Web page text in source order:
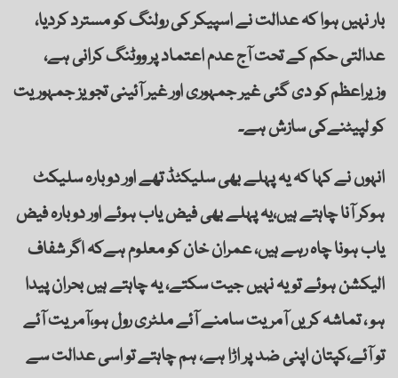
بار نہیں ہوا کہ عدالت نے اسپیکر کی رولنگ کو مسترد کردیا،
عدالتی حکم کے تحت آج عدم اعتماد پر ووٹنگ کرانی ہے،
وزیراعظم کو دی گئی غیر جمہوری اور غیر آئینی تجویز جمہوریت
کو لپیٹنےکی سازش ہے۔
انہوں نے کہا کہ یہ پہلے بھی سلیکٹڈ تھے اور دوبارہ سلیکٹ
ہوکر آنا چاہتے ہیں،یہ پہلے بھی فیض یاب ہوئے اور دوبارہ فیض
یاب ہونا چاہ رہے ہیں، عمران خان کو معلوم ہےکہ اگر شفاف
الیکشن ہوئے تو یہ نہیں جیت سکتے، یہ چاہتے ہیں بحران پیدا
ہو ، تماشہ کریں آمریت سامنے آئے ملٹری رول ہو،آمریت آئے
تو آئے،کپتان اپنی ضد پر اڑا ہے، ہم چاہتے تو اسی عدالت سے